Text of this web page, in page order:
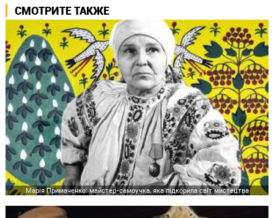
СМОТРИТЕ ТАКЖЕ
Марія Примаченко: майстер-самоучка, яка підкорила світ мистецтва